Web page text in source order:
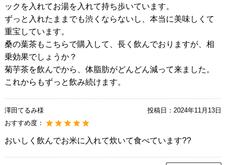
ックを入れてお湯を入れて持ち歩いています。
ずっと入れたままでも渋くならないし、本当に美味しくて
重宝しています。
桑の葉茶もこちらで購入して、長く飲んでおりますが、相
乗効果でしょうか？
菊芋茶を飲んでから、体脂肪がどんどん減って来ました。
これからもずっと飲み続けます。
澤田てるみ様 投稿日： 2024年11月13日
おすすめ度：
おいしく飲んでお米に入れて炊いて食べています??